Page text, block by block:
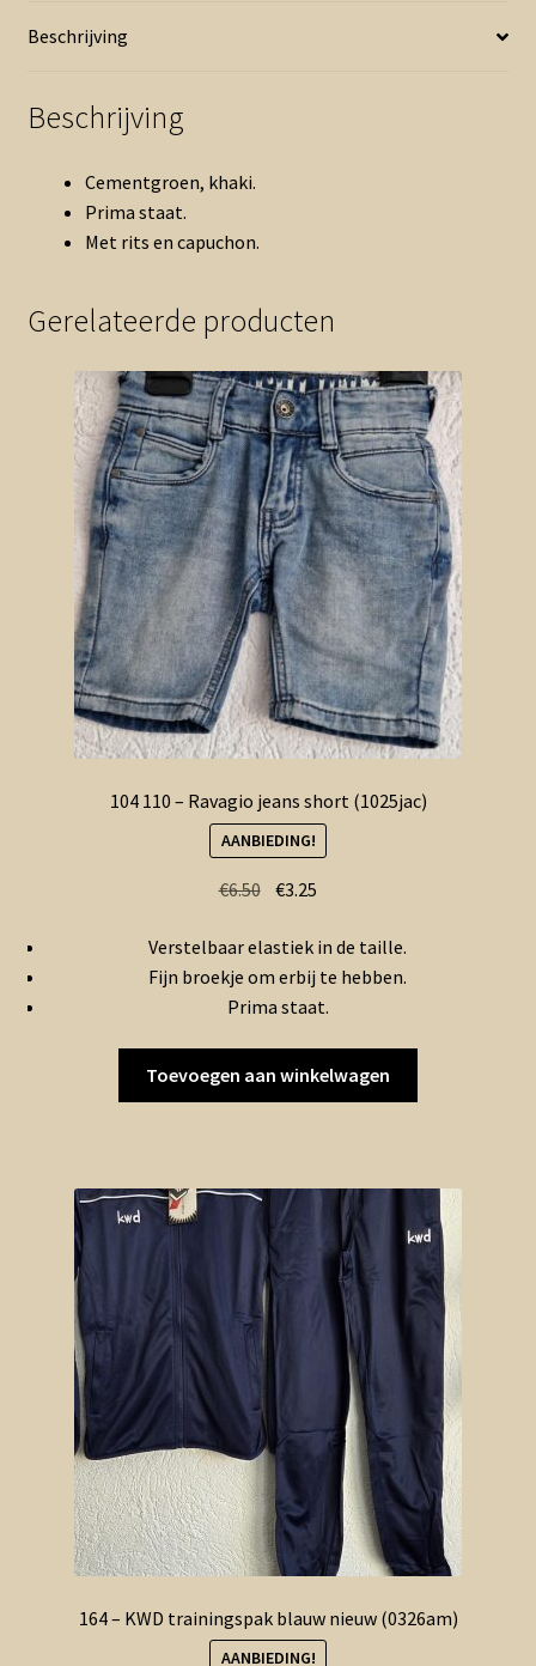
Beschrijving
Beschrijving
Cementgroen, khaki.
Prima staat.
Met rits en capuchon.
Gerelateerde producten
104 110 – Ravagio jeans short (1025jac)
AANBIEDING!
€6.50 Oorspronkelijke
was:
€6.50.
€3.25
is:
€3.25.
Verstelbaar elastiek in de taille.
Fijn broekje om erbij te hebben.
Prima staat.
Toevoegen aan winkelwagen
164 – KWD trainingspak blauw nieuw (0326am)
AANBIEDING!